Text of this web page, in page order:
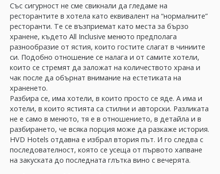
Със сигурност не сме свикнали да гледаме на
ресторантите в хотела като еквивалент на “нормалните”
ресторанти. Те се възприемат като места за бързо
хранене, където All Inclusive менюто предполага
разнообразие от ястия, които гостите слагат в чиниите
си. Подобно отношение се налага и от самите хотели,
които се стремят да заложат на количеството храна и
чак после да обърнат внимание на естетиката на
храненето.
Разбира се, има хотели, в които просто се яде. А има и
хотели, в които ястията са стилни и авторски. Разликата
не е само в менюто, тя е в отношението, в детайла и в
разбирането, че всяка порция може да разкаже история.
HVD Hotels отдавна е избрал втория път. И го следва с
последователност, която се усеща от първото хапване
на закуската до последната глътка вино с вечерята.